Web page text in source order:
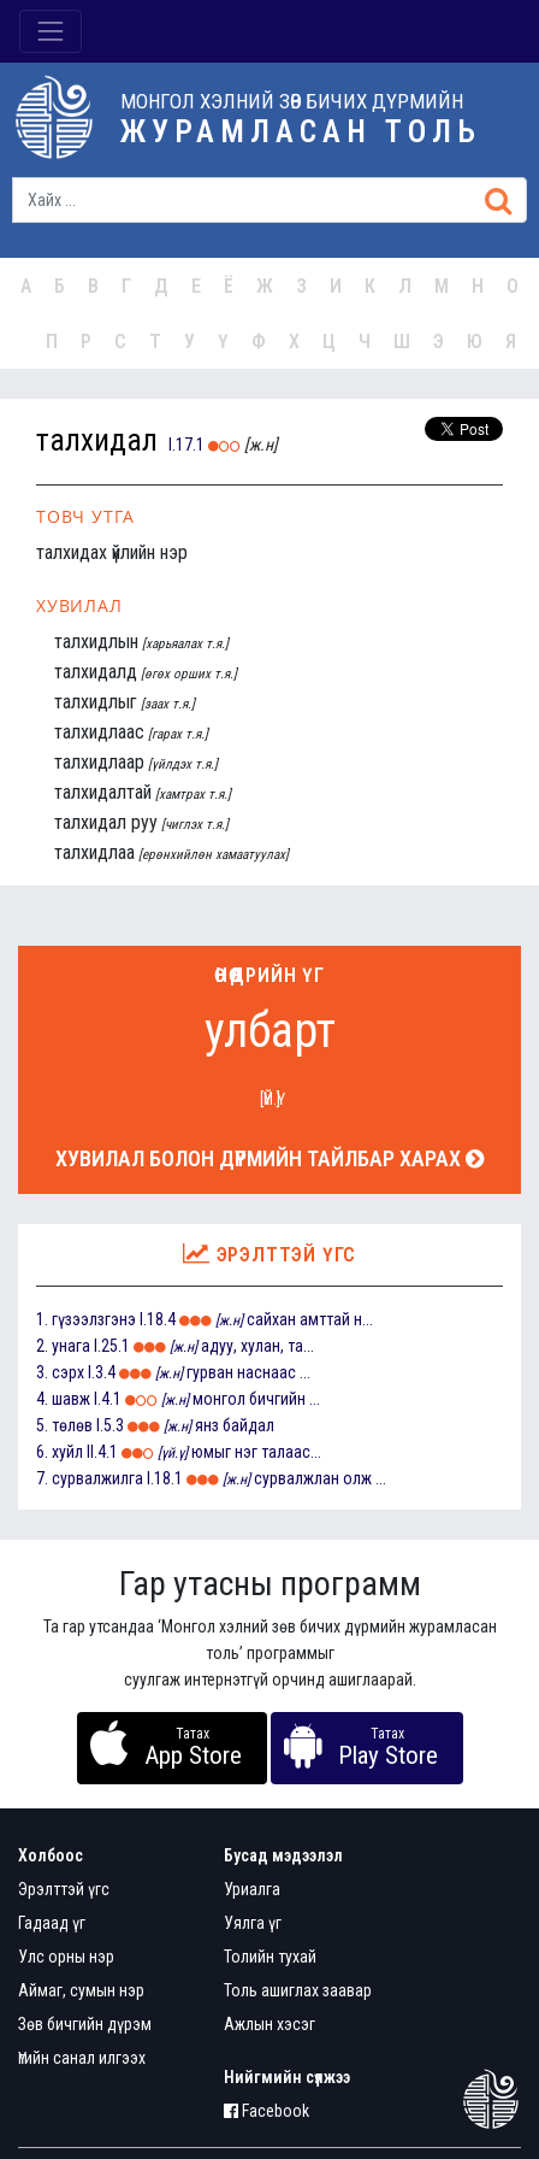
МОНГОЛ ХЭЛНИЙ ЗӨВ БИЧИХ ДҮРМИЙН
ЖУРАМЛАСАН ТОЛЬ
А Б В Г Д Е Ё Ж З И К Л М Н О
П Р С Т У Ү Ф Х Ц Ч Ш Э Ю Я
талхидал I.17.1 [ж.н]
ТОВЧ УТГА
талхидах үйлийн нэр
ХУВИЛАЛ
талхидлын [харьяалах т.я.]
талхидалд [өгөх орших т.я.]
талхидлыг [заах т.я.]
талхидлаас [гарах т.я.]
талхидлаар [үйлдэх т.я.]
талхидалтай [хамтрах т.я.]
талхидал руу [чиглэх т.я.]
талхидлаа [ерөнхийлөн хамаатуулах]
ӨНӨӨДРИЙН ҮГ
улбарт
[ҮЙ.Ү]
ХУВИЛАЛ БОЛОН ДҮРМИЙН ТАЙЛБАР ХАРАХ
ЭРЭЛТТЭЙ ҮГС
1. гүзээлзгэнэ I.18.4 [ж.н] сайхан амттай н...
2. унага I.25.1 [ж.н] адуу, хулан, та...
3. сэрх I.3.4 [ж.н] гурван наснаас ...
4. шавж I.4.1 [ж.н] монгол бичгийн ...
5. төлөв I.5.3 [ж.н] янз байдал
6. хуйл II.4.1 [үй.ү] юмыг нэг талаас...
7. сурвалжилга I.18.1 [ж.н] сурвалжлан олж ...
Гар утасны программ
Та гар утсандаа ‘Монгол хэлний зөв бичих дүрмийн журамласан
толь’ программыг
суулгаж интернэтгүй орчинд ашиглаарай.
Татах
App Store
Татах
Play Store
Холбоос
Эрэлттэй үгс
Гадаад үг
Улс орны нэр
Аймаг, сумын нэр
Зөв бичгийн дүрэм
Үгийн санал илгээх
Бусад мэдээлэл
Уриалга
Уялга үг
Толийн тухай
Толь ашиглах заавар
Ажлын хэсэг
Нийгмийн сүлжээ
Facebook